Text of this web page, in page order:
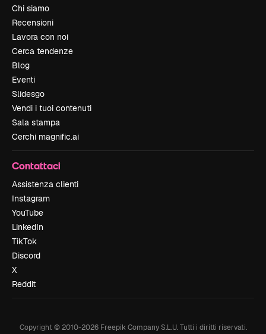
Chi siamo
Recensioni
Lavora con noi
Cerca tendenze
Blog
Eventi
Slidesgo
Vendi i tuoi contenuti
Sala stampa
Cerchi magnific.ai
Contattaci
Assistenza clienti
Instagram
YouTube
LinkedIn
TikTok
Discord
X
Reddit
Copyright © 2010-2026Freepik Company S.L.U. Tutti i diritti riservati.